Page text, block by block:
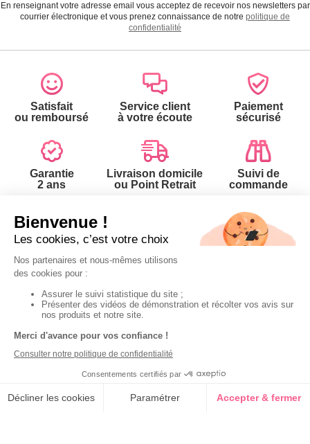
En renseignant votre adresse email vous acceptez de recevoir nos newsletters par
courrier électronique et vous prenez connaissance de notre politique de
confidentialité
Satisfait
ou remboursé
Service client
à votre écoute
Paiement
sécurisé
Garantie
2 ans
Livraison domicile
ou Point Retrait
Suivi de
commande
Votre
commande
Suivi de
commande
Paiement facilité
Satisfait ou
Codes
Nos services
Abonnement à la
newsletter
la newsletter
Contact
partir du catalogue
Téléphone
Par email :
Contactez-